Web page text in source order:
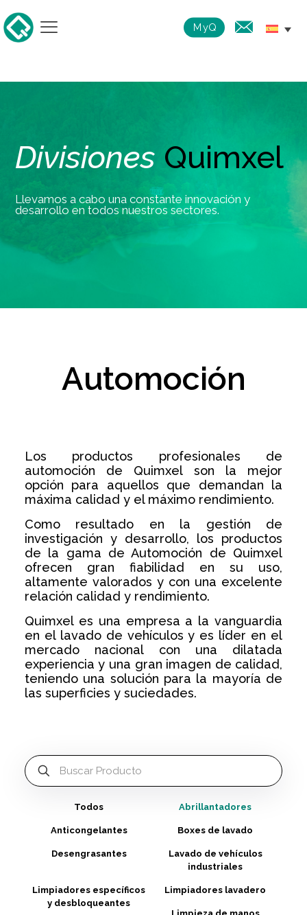
MyQ
Divisiones Quimxel
Llevamos a cabo una constante innovación y
desarrollo en todos nuestros sectores.
Automoción
Los productos profesionales de
automoción de Quimxel son la mejor
opción para aquellos que demandan la
máxima calidad y el máximo rendimiento.
Como resultado en la gestión de
investigación y desarrollo, los productos
de la gama de Automoción de Quimxel
ofrecen gran fiabilidad en su uso,
altamente valorados y con una excelente
relación calidad y rendimiento.
Quimxel es una empresa a la vanguardia
en el lavado de vehículos y es líder en el
mercado nacional con una dilatada
experiencia y una gran imagen de calidad,
teniendo una solución para la mayoría de
las superficies y suciedades.
Todos Abrillantadores
Anticongelantes Boxes de lavado
Desengrasantes
Lavado de vehículos
industriales
Limpiadores específicos
y desbloqueantes
Limpiadores lavadero